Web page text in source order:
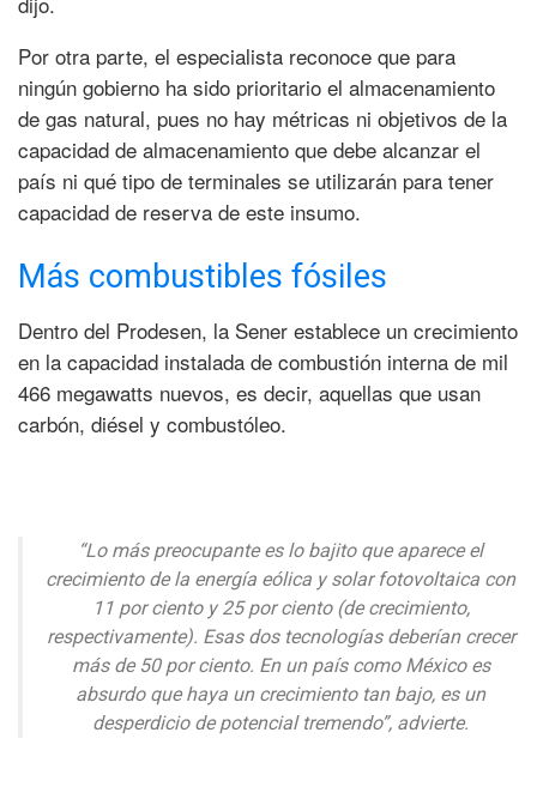
Por otra parte, el especialista reconoce que para
ningún gobierno ha sido prioritario el almacenamiento
de gas natural, pues no hay métricas ni objetivos de la
capacidad de almacenamiento que debe alcanzar el
país ni qué tipo de terminales se utilizarán para tener
capacidad de reserva de este insumo.
Más combustibles fósiles
Dentro del Prodesen, la Sener establece un crecimiento
en la capacidad instalada de combustión interna de mil
466 megawatts nuevos, es decir, aquellas que usan
carbón, diésel y combustóleo.
“Lo más preocupante es lo bajito que aparece el
crecimiento de la energía eólica y solar fotovoltaica con
11 por ciento y 25 por ciento (de crecimiento,
respectivamente). Esas dos tecnologías deberían crecer
más de 50 por ciento. En un país como México es
absurdo que haya un crecimiento tan bajo, es un
desperdicio de potencial tremendo”, advierte.